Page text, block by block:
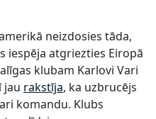
neizdosies tāda,
iespēja atgriezties Eiropā
klubam Karlovi Vari
jau rakstīja, ka uzbrucējs
komandu. Klubs